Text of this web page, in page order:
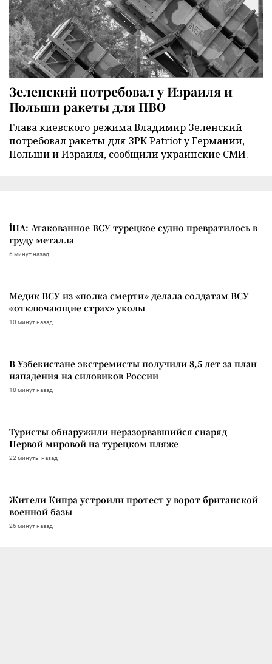
Зеленский потребовал у Израиля и
Польши ракеты для ПВО
Глава киевского режима Владимир Зеленский
потребовал ракеты для ЗРК Patriot у Германии,
Польши и Израиля, сообщили украинские СМИ.
İHA: Атакованное ВСУ турецкое судно превратилось в
груду металла
6 минут назад
Медик ВСУ из «полка смерти» делала солдатам ВСУ
«отключающие страх» уколы
10 минут назад
В Узбекистане экстремисты получили 8,5 лет за план
нападения на силовиков России
18 минут назад
Туристы обнаружили неразорвавшийся снаряд
Первой мировой на турецком пляже
22 минуты назад
Жители Кипра устроили протест у ворот британской
военной базы
26 минут назад